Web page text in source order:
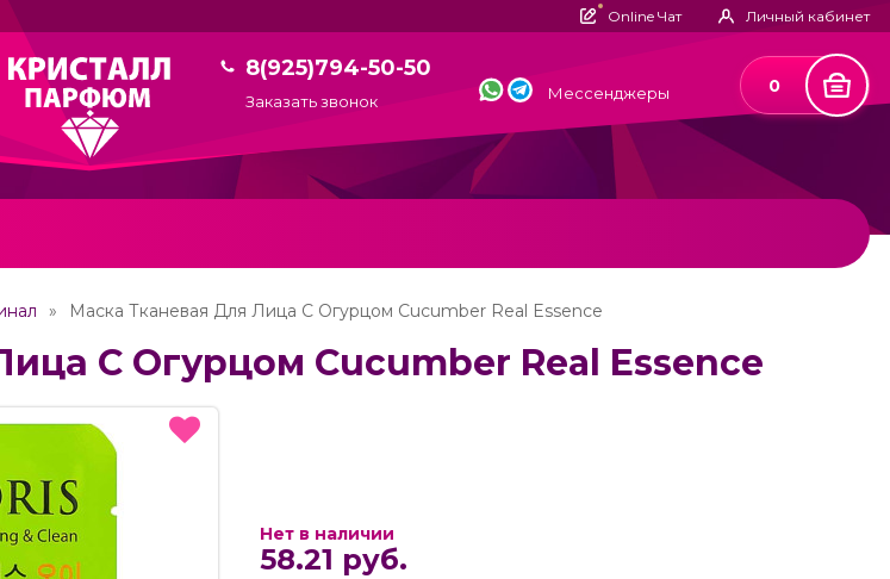
Online Чат Личный кабинет
8(925)794-50-50
Заказать звонок Мессенджеры 0
Маска Тканевая Для Лица С Огурцом Cucumber Real Essence
С Огурцом Cucumber Real Essence
Нет в наличии
58.21 руб.